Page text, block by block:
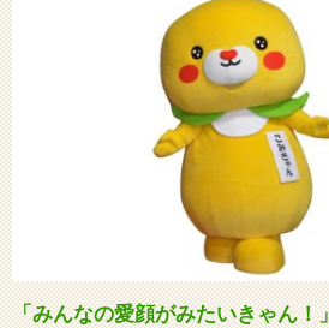
「みんなの愛顔がみたいきゃん！」